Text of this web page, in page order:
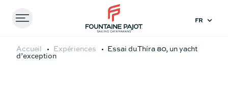
Menu
FOUNTAINE PAJOT - SAILING CATAMARANS
Accueil Expériences Essai du Thíra 80, un yacht
d’exception